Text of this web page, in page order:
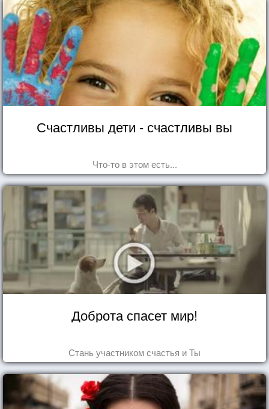
Счастливы дети - счастливы вы
Что-то в этом есть...
Доброта спасет мир!
Стань участником счастья и Ты